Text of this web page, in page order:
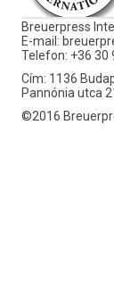
Breuerpress
E-mail:
Telefon: +36 30
Cím: 1136
Pannónia utca
©2016